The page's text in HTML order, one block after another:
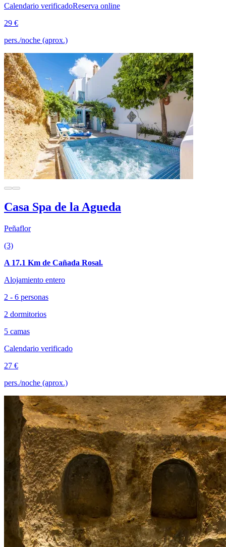
Calendario verificadoReserva online
29 €
pers./noche (aprox.)
Casa Spa de la Agueda
Peñaflor
(3)
A 17.1 Km de Cañada Rosal.
Alojamiento entero
2 - 6 personas
2 dormitorios
5 camas
Calendario verificado
27 €
pers./noche (aprox.)